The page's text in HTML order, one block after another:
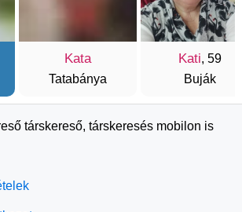
Kata
Tatabánya
Kati, 59
Buják
társkereső, társkeresés mobilon is